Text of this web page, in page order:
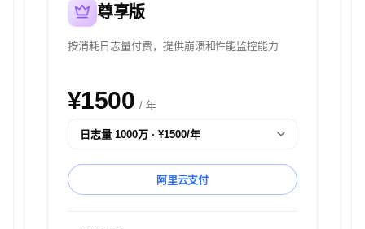
尊享版
按消耗日志量付费，提供崩溃和性能监控能力
¥1500 / 年
阿里云支付